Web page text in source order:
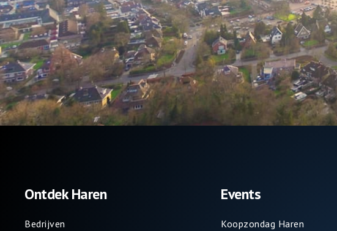
Ontdek Haren
Bedrijven
Events
Koopzondag Haren